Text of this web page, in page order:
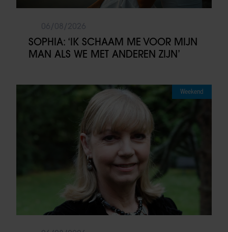
SOPHIA: ‘IK SCHAAM ME VOOR MIJN
MAN ALS WE MET ANDEREN ZIJN’
Weekend